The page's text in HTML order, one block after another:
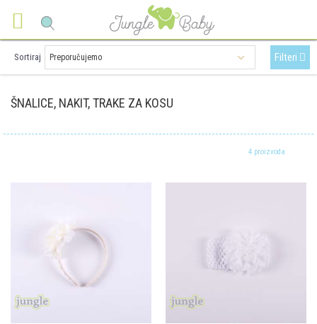
ŠNALICE, NAKIT, TRAKE ZA KOSU
Sortiraj Filteri
4 proizvoda